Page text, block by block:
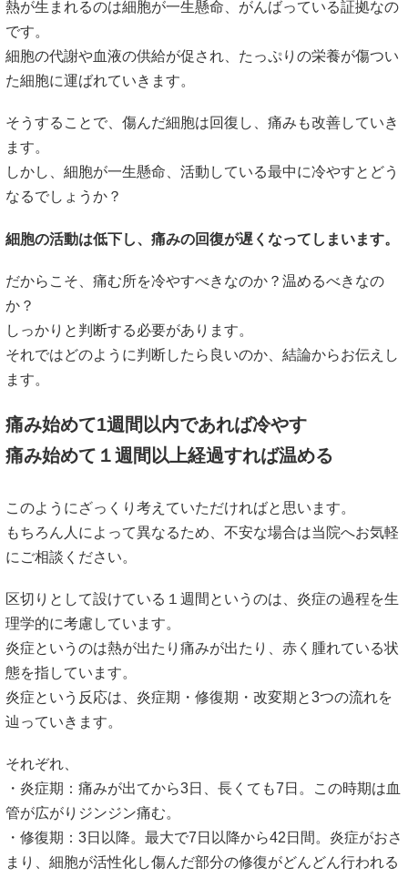
熱が生まれるのは細胞が一生懸命、がんばっている証拠なの
です。
細胞の代謝や血液の供給が促され、たっぷりの栄養が傷つい
た細胞に運ばれていきます。
そうすることで、傷んだ細胞は回復し、痛みも改善していき
ます。
しかし、細胞が一生懸命、活動している最中に冷やすとどう
なるでしょうか？
細胞の活動は低下し、痛みの回復が遅くなってしまいます。
だからこそ、痛む所を冷やすべきなのか？温めるべきなの
か？
しっかりと判断する必要があります。
それではどのように判断したら良いのか、結論からお伝えし
ます。
痛み始めて1週間以内であれば冷やす
痛み始めて１週間以上経過すれば温める
このようにざっくり考えていただければと思います。
もちろん人によって異なるため、不安な場合は当院へお気軽
にご相談ください。
区切りとして設けている１週間というのは、炎症の過程を生
理学的に考慮しています。
炎症というのは熱が出たり痛みが出たり、赤く腫れている状
態を指しています。
炎症という反応は、炎症期・修復期・改変期と3つの流れを
辿っていきます。
それぞれ、
・炎症期：痛みが出てから3日、長くても7日。この時期は血
管が広がりジンジン痛む。
・修復期：3日以降。最大で7日以降から42日間。炎症がおさ
まり、細胞が活性化し傷んだ部分の修復がどんどん行われる